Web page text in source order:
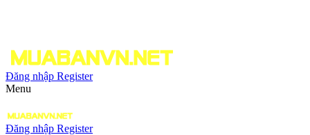
Đăng nhập Register
Menu
Đăng nhập Register